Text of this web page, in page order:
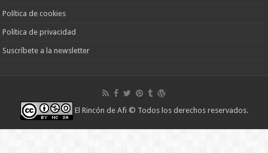
Política de cookies
Política de privacidad
Suscríbete a la newsletter
El Rincón de Afi © Todos los derechos reservados.